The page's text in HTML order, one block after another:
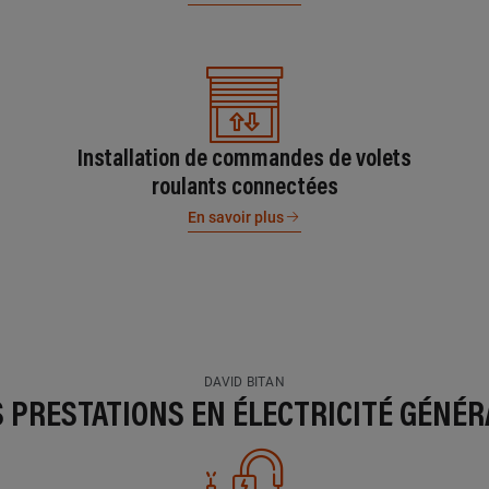
Installation de commandes de volets
roulants connectées
En savoir plus
DAVID BITAN
PRESTATIONS EN ÉLECTRICITÉ